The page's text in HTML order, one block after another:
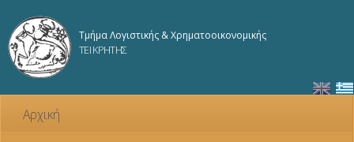
κυρίως
Τμήμα Λογιστικής & Χρηματοοικονομικής
ΤΕΙ ΚΡΗΤΗΣ
Αρχική